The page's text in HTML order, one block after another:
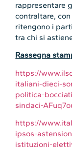
rappresentare
contraltare,
ritengono i
tra chi si
Rassegna
https://
italiani-dieci-
politica-
sindaci-
https://
ipsos-
istituzioni-